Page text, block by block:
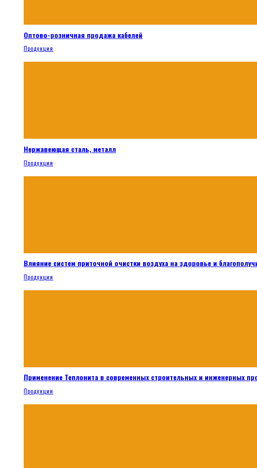
Оптово-розничная продажа кабелей
Продукция
Нержавеющая сталь, металл
Продукция
Влияние систем приточной очистки воздуха на здоровье и
Продукция
Применение Теплонита в современных строительных и инженерных
Продукция